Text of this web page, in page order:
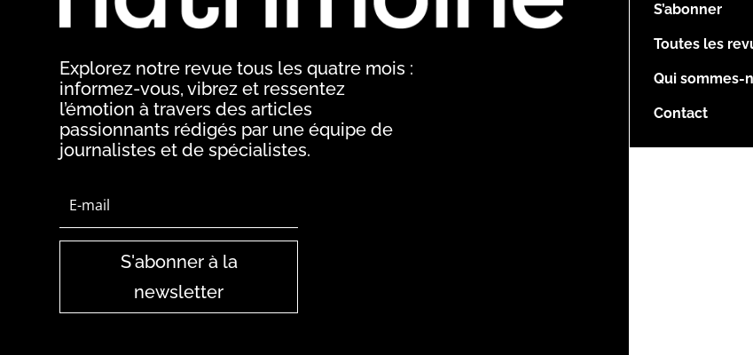
Explorez notre revue tous les quatre mois :
informez-vous, vibrez et ressentez
l’émotion à travers des articles
passionnants rédigés par une équipe de
journalistes et de spécialistes.
S'abonner à la
newsletter
S’abonner
Toutes les
Qui sommes-
Contact